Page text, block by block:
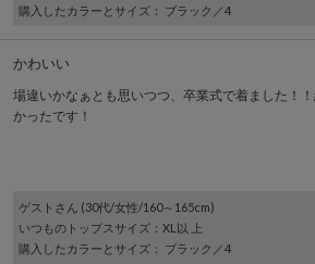
購入したカラーとサイズ ： ブラック／4
かわいい
場違いかなぁとも思いつつ、卒業式で着ました！
かったです！
ゲスト さん (30代/女性/160～165cm)
いつものトップスサイズ ：XL以 上
購入したカラーとサイズ ： ブラック／4